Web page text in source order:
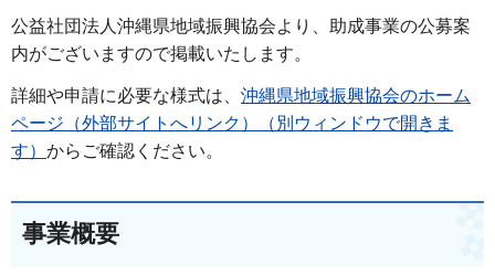
公益社団法人沖縄県地域振興協会より、助成事業の公募案
内がございますので掲載いたします。
詳細や申請に必要な様式は、 沖縄県地域振興協会のホーム
ページ（外部サイトへリンク）（別ウィンドウで開きま
す） からご確認ください。
事業概要